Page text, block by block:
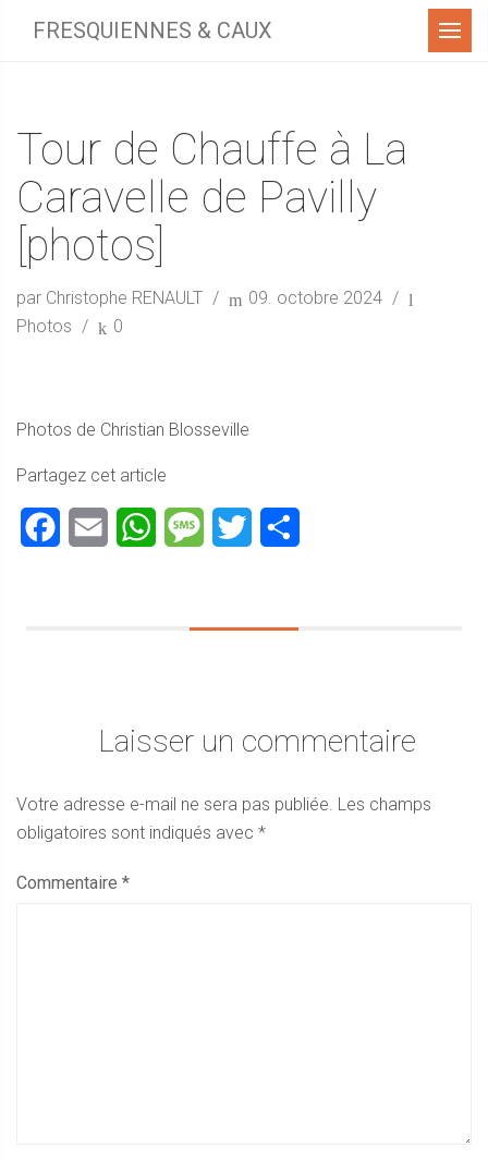
FRESQUIENNES & CAUX Menu
Tour de Chauffe à La
Caravelle de Pavilly
[photos]
par Christophe RENAULT
09. octobre 2024
Photos
0
Photos de Christian Blosseville
Partagez cet article
Facebook
Email WhatsAppMessageTwitter
Laisser un commentaire
Votre adresse e-mail ne sera pas publiée. Les champs
obligatoires sont indiqués avec *
Commentaire *